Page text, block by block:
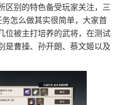
区别的特色备受玩家关注，三
怎么做其实很简单，大家首
位被主打培养的武将，在测试
是曹操、孙开朗、蔡文姬以及